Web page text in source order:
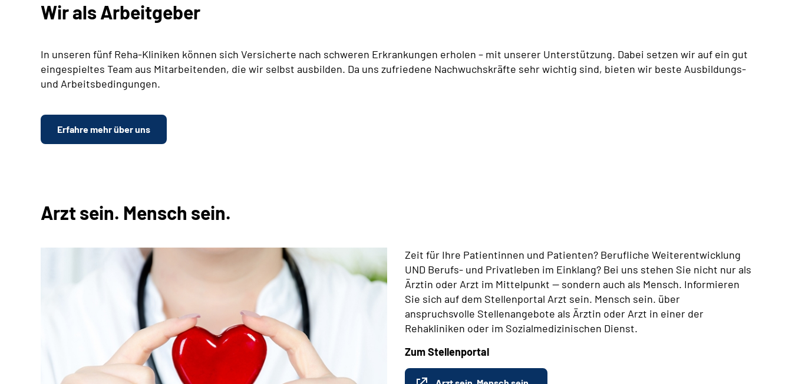
Wir als Arbeitgeber
In unseren fünf Reha-Kliniken können sich Versicherte nach schweren Erkrankungen erholen – mit unserer Unterstützung. Dabei setzen wir auf ein gut
eingespieltes Team aus Mitarbeitenden, die wir selbst ausbilden. Da uns zufriedene Nachwuchskräfte sehr wichtig sind, bieten wir beste Ausbildungs-
und Arbeitsbedingungen.
Erfahre mehr über uns
Arzt sein. Mensch sein.
Zeit für Ihre Patientinnen und Patienten? Berufliche Weiterentwicklung
UND Berufs- und Privatleben im Einklang? Bei uns stehen Sie nicht nur als
Ärztin oder Arzt im Mittelpunkt — sondern auch als Mensch. Informieren
Sie sich auf dem Stellenportal Arzt sein. Mensch sein. über
anspruchsvolle Stellenangebote als Ärztin oder Arzt in einer der
Rehakliniken oder im Sozialmedizinischen Dienst.
Zum Stellenportal